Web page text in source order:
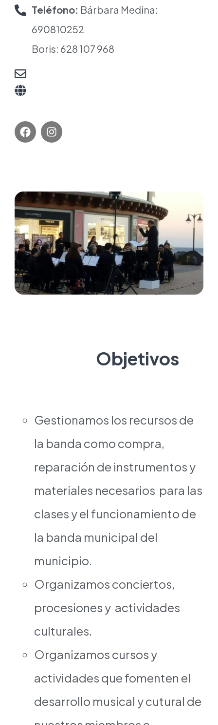
Teléfono: Bárbara Medina:
690810252
Boris: 628 107 968
Objetivos
Gestionamos los recursos de
la banda como compra,
reparación de instrumentos y
materiales necesarios para las
clases y el funcionamiento de
la banda municipal del
municipio.
Organizamos conciertos,
procesiones y actividades
culturales.
Organizamos cursos y
actividades que fomenten el
desarrollo musical y cutural de